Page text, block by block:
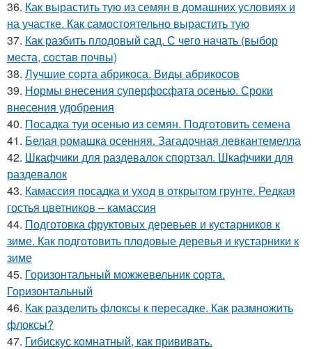
36. Как вырастить тую из семян в домашних условиях и
на участке. Как самостоятельно вырастить тую
37. Как разбить плодовый сад. С чего начать (выбор
места, состав почвы)
38. Лучшие сорта абрикоса. Виды абрикосов
39. Нормы внесения суперфосфата осенью. Сроки
внесения удобрения
40. Посадка туи осенью из семян. Подготовить семена
41. Белая ромашка осенняя. Загадочная левкантемелла
42. Шкафчики для раздевалок спортзал. Шкафчики для
раздевалок
43. Камассия посадка и уход в открытом грунте. Редкая
гостья цветников – камассия
44. Подготовка фруктовых деревьев и кустарников к
зиме. Как подготовить плодовые деревья и кустарники к
зиме
45. Горизонтальный можжевельник сорта.
Горизонтальный
46. Как разделить флоксы к пересадке. Как размножить
флоксы?
47. Гибискус комнатный, как прививать.